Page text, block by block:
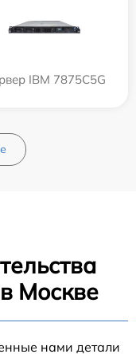
IBM 7875C5G
Москве
нами детали